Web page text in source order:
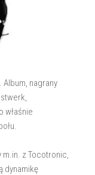
nagrany
właśnie
m.in. z Tocotronic,
dynamikę